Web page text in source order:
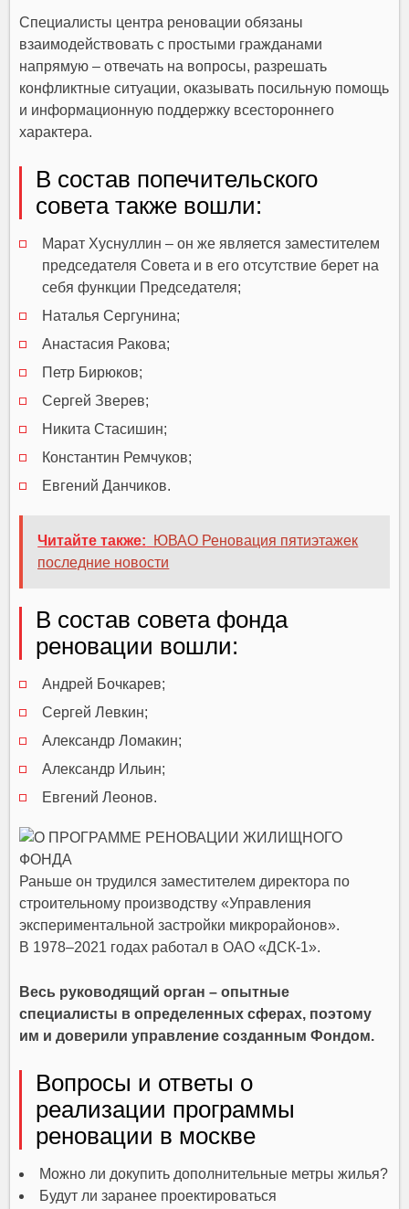
Специалисты центра реновации обязаны
взаимодействовать с простыми гражданами
напрямую – отвечать на вопросы, разрешать
конфликтные ситуации, оказывать посильную помощь
и информационную поддержку всестороннего
характера.
В состав попечительского
совета также вошли:
Марат Хуснуллин – он же является заместителем
председателя Совета и в его отсутствие берет на
себя функции Председателя;
Наталья Сергунина;
Анастасия Ракова;
Петр Бирюков;
Сергей Зверев;
Никита Стасишин;
Константин Ремчуков;
Евгений Данчиков.
Читайте также:
ЮВАО Реновация пятиэтажек
последние новости
В состав совета фонда
реновации вошли:
Андрей Бочкарев;
Сергей Левкин;
Александр Ломакин;
Александр Ильин;
Евгений Леонов.
Раньше он трудился заместителем директора по
строительному производству «Управления
экспериментальной застройки микрорайонов».
В 1978–2021 годах работал в ОАО «ДСК-1».
Весь руководящий орган – опытные
специалисты в определенных сферах, поэтому
им и доверили управление созданным Фондом.
Вопросы и ответы о
реализации программы
реновации в москве
Можно ли докупить дополнительные метры жилья?
Будут ли заранее проектироваться